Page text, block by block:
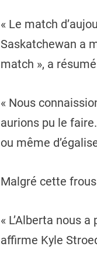
« Le match
Saskatchewan a
match », a
« Nous
aurions pu le
ou même
Malgré cette
« L’Alberta nous
affirme Kyle